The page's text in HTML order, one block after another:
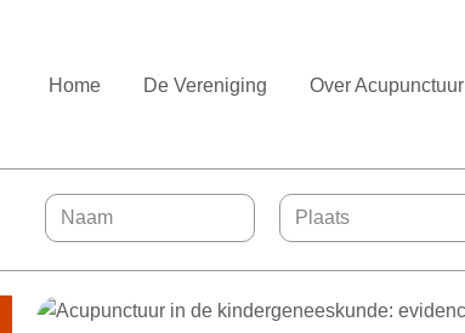
Home De Vereniging Over Acupunctuur